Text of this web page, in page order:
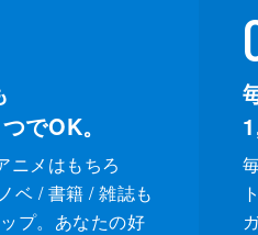
でOK。
ニメはもちろ
ベ / 書籍 / 雑誌も
プ。あなたの好